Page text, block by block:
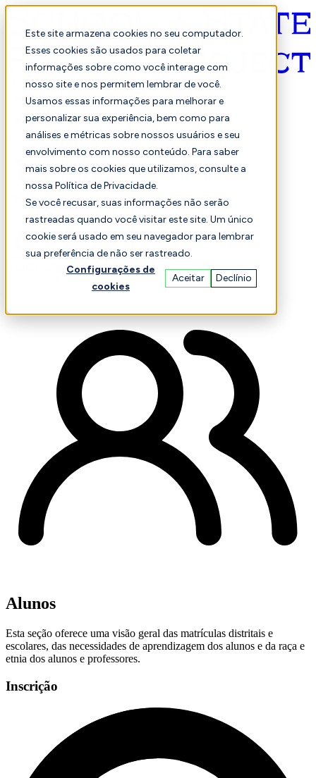
Este site armazena cookies no seu computador.
Esses cookies são usados para coletar
informações sobre como você interage com
nosso site e nos permitem lembrar de você.
Usamos essas informações para melhorar e
personalizar sua experiência, bem como para
análises e métricas sobre nossos usuários e seu
envolvimento com nosso conteúdo. Para saber
mais sobre os cookies que utilizamos, consulte a
nossa Política de Privacidade.
Se você recusar, suas informações não serão
rastreadas quando você visitar este site. Um único
cookie será usado em seu navegador para lembrar
sua preferência de não ser rastreado.
Configurações de
cookies
Aceitar Declínio
Português
Selecionado Comparação
Finança Desempenho
Alunos
Esta seção oferece uma visão geral das matrículas distritais e
escolares, das necessidades de aprendizagem dos alunos e da raça e
etnia dos alunos e professores.
Inscrição